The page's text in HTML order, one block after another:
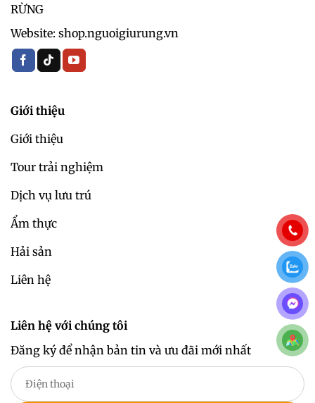
RỪNG
Website: shop.nguoigiurung.vn
Giới thiệu
Giới thiệu
Tour trải nghiệm
Dịch vụ lưu trú
Ẩm thực
Hải sản
Liên hệ
Liên hệ với chúng tôi
Đăng ký để nhận bản tin và ưu đãi mới nhất